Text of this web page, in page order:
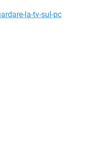
la-tv-sul-pc